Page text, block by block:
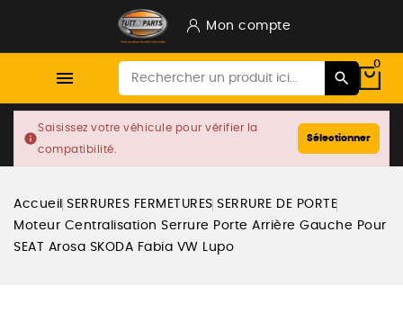
Mon compte

0
info
Saisissez votre véhicule pour vérifier la
compatibilité.
Sélectionner
Accueil SERRURES FERMETURES SERRURE DE PORTE
Moteur Centralisation Serrure Porte Arrière Gauche Pour
SEAT Arosa SKODA Fabia VW Lupo